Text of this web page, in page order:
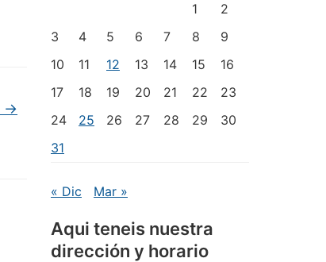
→
1
2
3
4 5 6 7 8
9
10
11 12 13 14 15
16
17
18 19 20 21 22
23
24
25 26 27 28 29
30
31
« Dic Mar »
Aqui teneis nuestra
dirección y horario